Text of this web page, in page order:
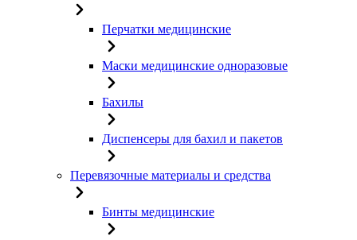
Перчатки медицинские
Маски медицинские одноразовые
Бахилы
Диспенсеры для бахил и пакетов
Перевязочные материалы и средства
Бинты медицинские